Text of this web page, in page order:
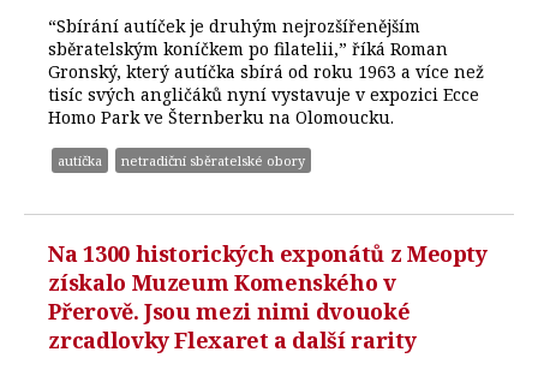
“Sbírání autíček je druhým nejrozšířenějším
sběratelským koníčkem po filatelii,” říká Roman
Gronský, který autíčka sbírá od roku 1963 a více než
tisíc svých angličáků nyní vystavuje v expozici Ecce
Homo Park ve Šternberku na Olomoucku.
autíčka netradiční sběratelské obory
Na 1300 historických exponátů z Meopty
získalo Muzeum Komenského v
Přerově. Jsou mezi nimi dvouoké
zrcadlovky Flexaret a další rarity